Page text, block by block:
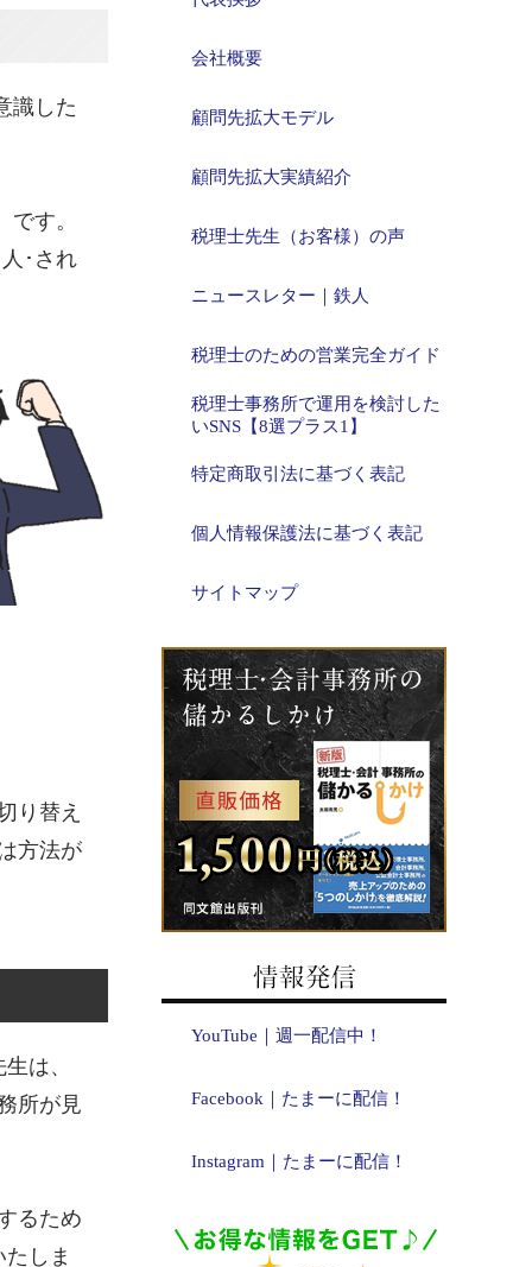
識した
す。
･され
り替え
方法が
は、
所が見
るため
しま
会社概要
顧問先拡大モデル
顧問先拡大実績紹介
税理士先生（お客様）の声
ニュースレター｜鉄人
税理士のための営業完全ガイド
税理士事務所で運用を検討した
いSNS【8選プラス1】
特定商取引法に基づく表記
個人情報保護法に基づく表記
サイトマップ
YouTube｜週一配信中！
Facebook｜たまーに配信！
Instagram｜たまーに配信！